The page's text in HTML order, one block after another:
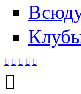
    
